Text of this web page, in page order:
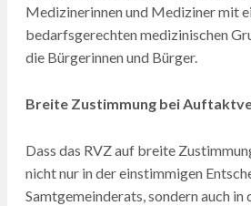
Medizinerinnen und Mediziner mit
bedarfsgerechten medizinischen
die Bürgerinnen und Bürger.
Breite Zustimmung bei
Dass das RVZ auf breite
nicht nur in der einstimmigen
Samtgemeinderats, sondern auch in